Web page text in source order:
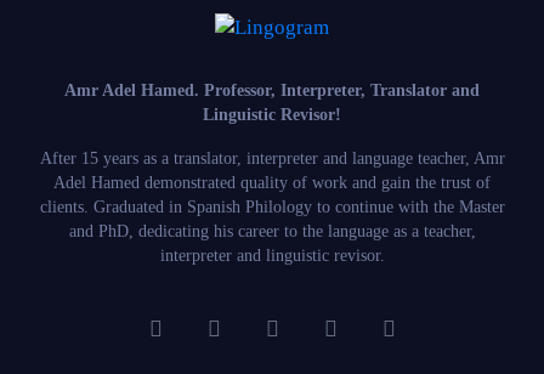
Amr Adel Hamed. Professor, Interpreter, Translator and
Linguistic Revisor!
After 15 years as a translator, interpreter and language teacher, Amr
Adel Hamed demonstrated quality of work and gain the trust of
clients. Graduated in Spanish Philology to continue with the Master
and PhD, dedicating his career to the language as a teacher,
interpreter and linguistic revisor.